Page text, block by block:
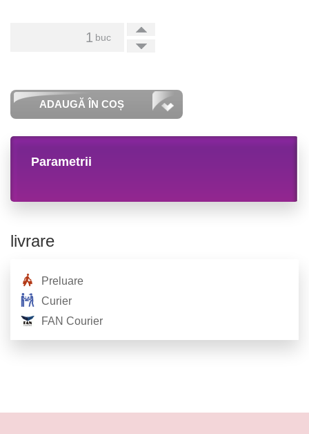
+
-
buc
ADAUGĂ ÎN COȘ
Parametrii
livrare
Preluare
Curier
FAN Courier